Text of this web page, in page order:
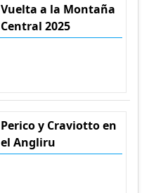
Vuelta a la Montaña
Central 2025
Perico y Craviotto en
el Angliru